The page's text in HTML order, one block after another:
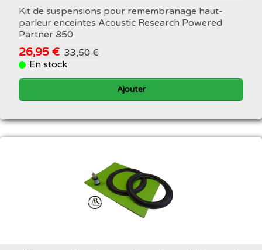
Kit de suspensions pour remembranage haut-
parleur enceintes Acoustic Research Powered
Partner 850
26,95 € 33,50 €
En stock
Ajouter